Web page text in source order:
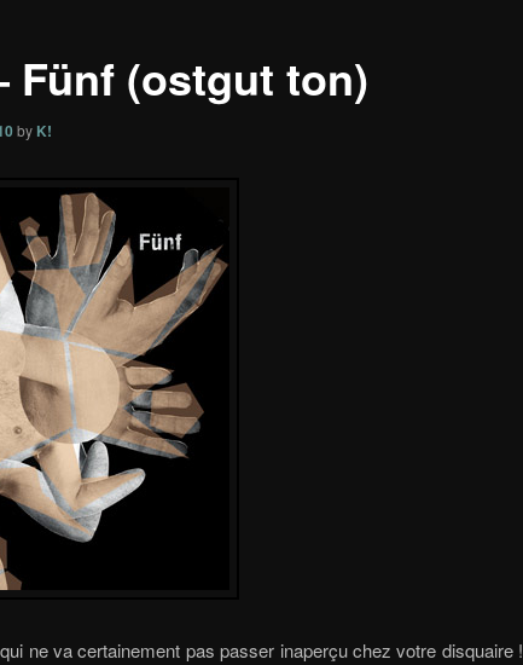
Fünf (ostgut ton)
by K!
ne va certainement pas passer inaperçu chez votre disquaire !